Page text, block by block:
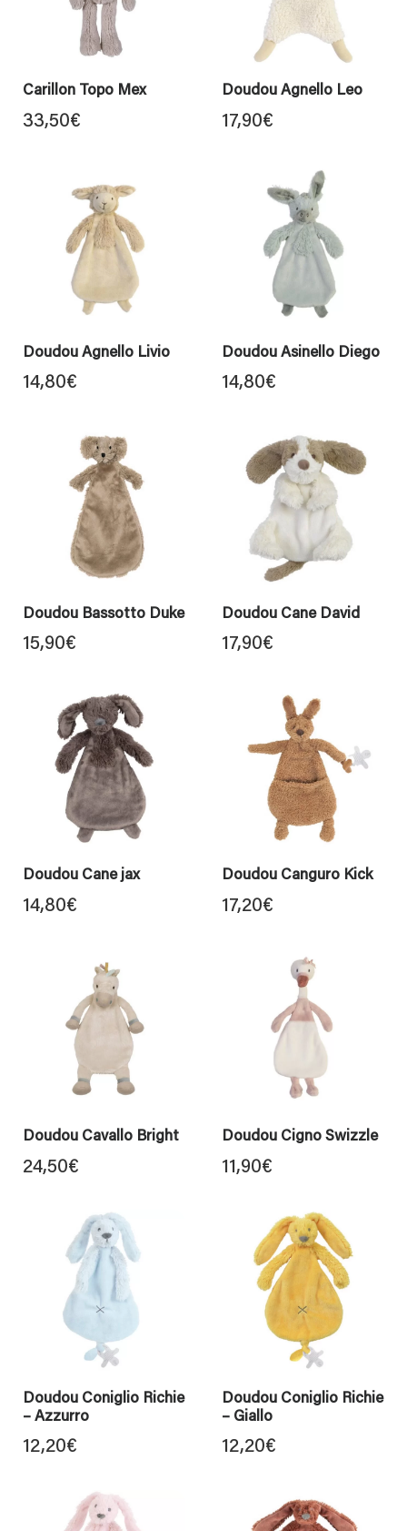
Carillon Topo Mex
33,50€
Doudou Agnello Leo
17,90€
Doudou Agnello Livio
14,80€
Doudou Asinello Diego
14,80€
Doudou Bassotto Duke
15,90€
Doudou Cane David
17,90€
Doudou Cane jax
14,80€
Doudou Canguro Kick
17,20€
Doudou Cavallo Bright
24,50€
Doudou Cigno Swizzle
11,90€
Doudou Coniglio Richie
– Azzurro
12,20€
Doudou Coniglio Richie
– Giallo
12,20€